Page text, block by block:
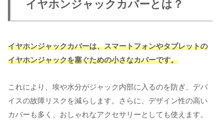
イヤホンジャックカバーとは？
イヤホンジャックカバーは、スマートフォンやタブレットの
イヤホンジャックを塞ぐための小さなカバーです。
これにより、埃や水分がジャック内部に入るのを防ぎ、デバ
イスの故障リスクを減らします。さらに、デザイン性の高い
カバーも多く、おしゃれなアクセサリーとしても使えます。